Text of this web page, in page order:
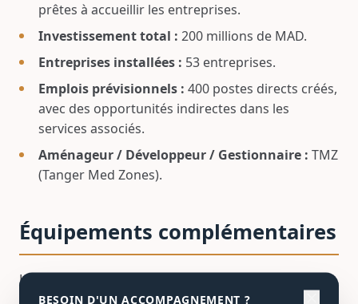
prêtes à accueillir les entreprises.
Investissement total : 200 millions de MAD.
Entreprises installées : 53 entreprises.
Emplois prévisionnels : 400 postes directs créés,
avec des opportunités indirectes dans les
services associés.
Aménageur / Développeur / Gestionnaire : TMZ
(Tanger Med Zones).
Équipements complémentaires
La ZAE Fnideq met à disposition des entreprises une
BESOIN D'UN ACCOMPAGNEMENT ?